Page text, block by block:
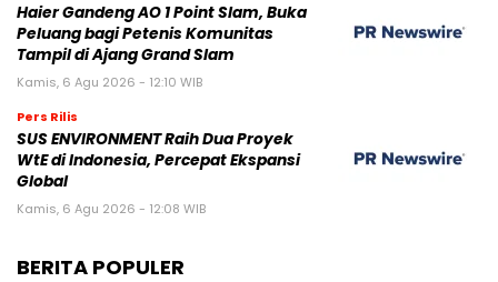
Haier Gandeng AO 1 Point Slam, Buka
Peluang bagi Petenis Komunitas
Tampil di Ajang Grand Slam
Kamis, 6 Agu 2026 - 12:10 WIB
Pers Rilis
SUS ENVIRONMENT Raih Dua Proyek
WtE di Indonesia, Percepat Ekspansi
Global
Kamis, 6 Agu 2026 - 12:08 WIB
BERITA POPULER